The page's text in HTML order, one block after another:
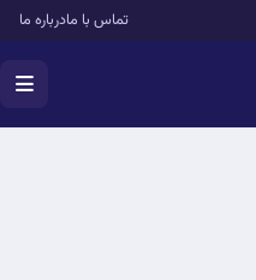
تماس با مادرباره ما